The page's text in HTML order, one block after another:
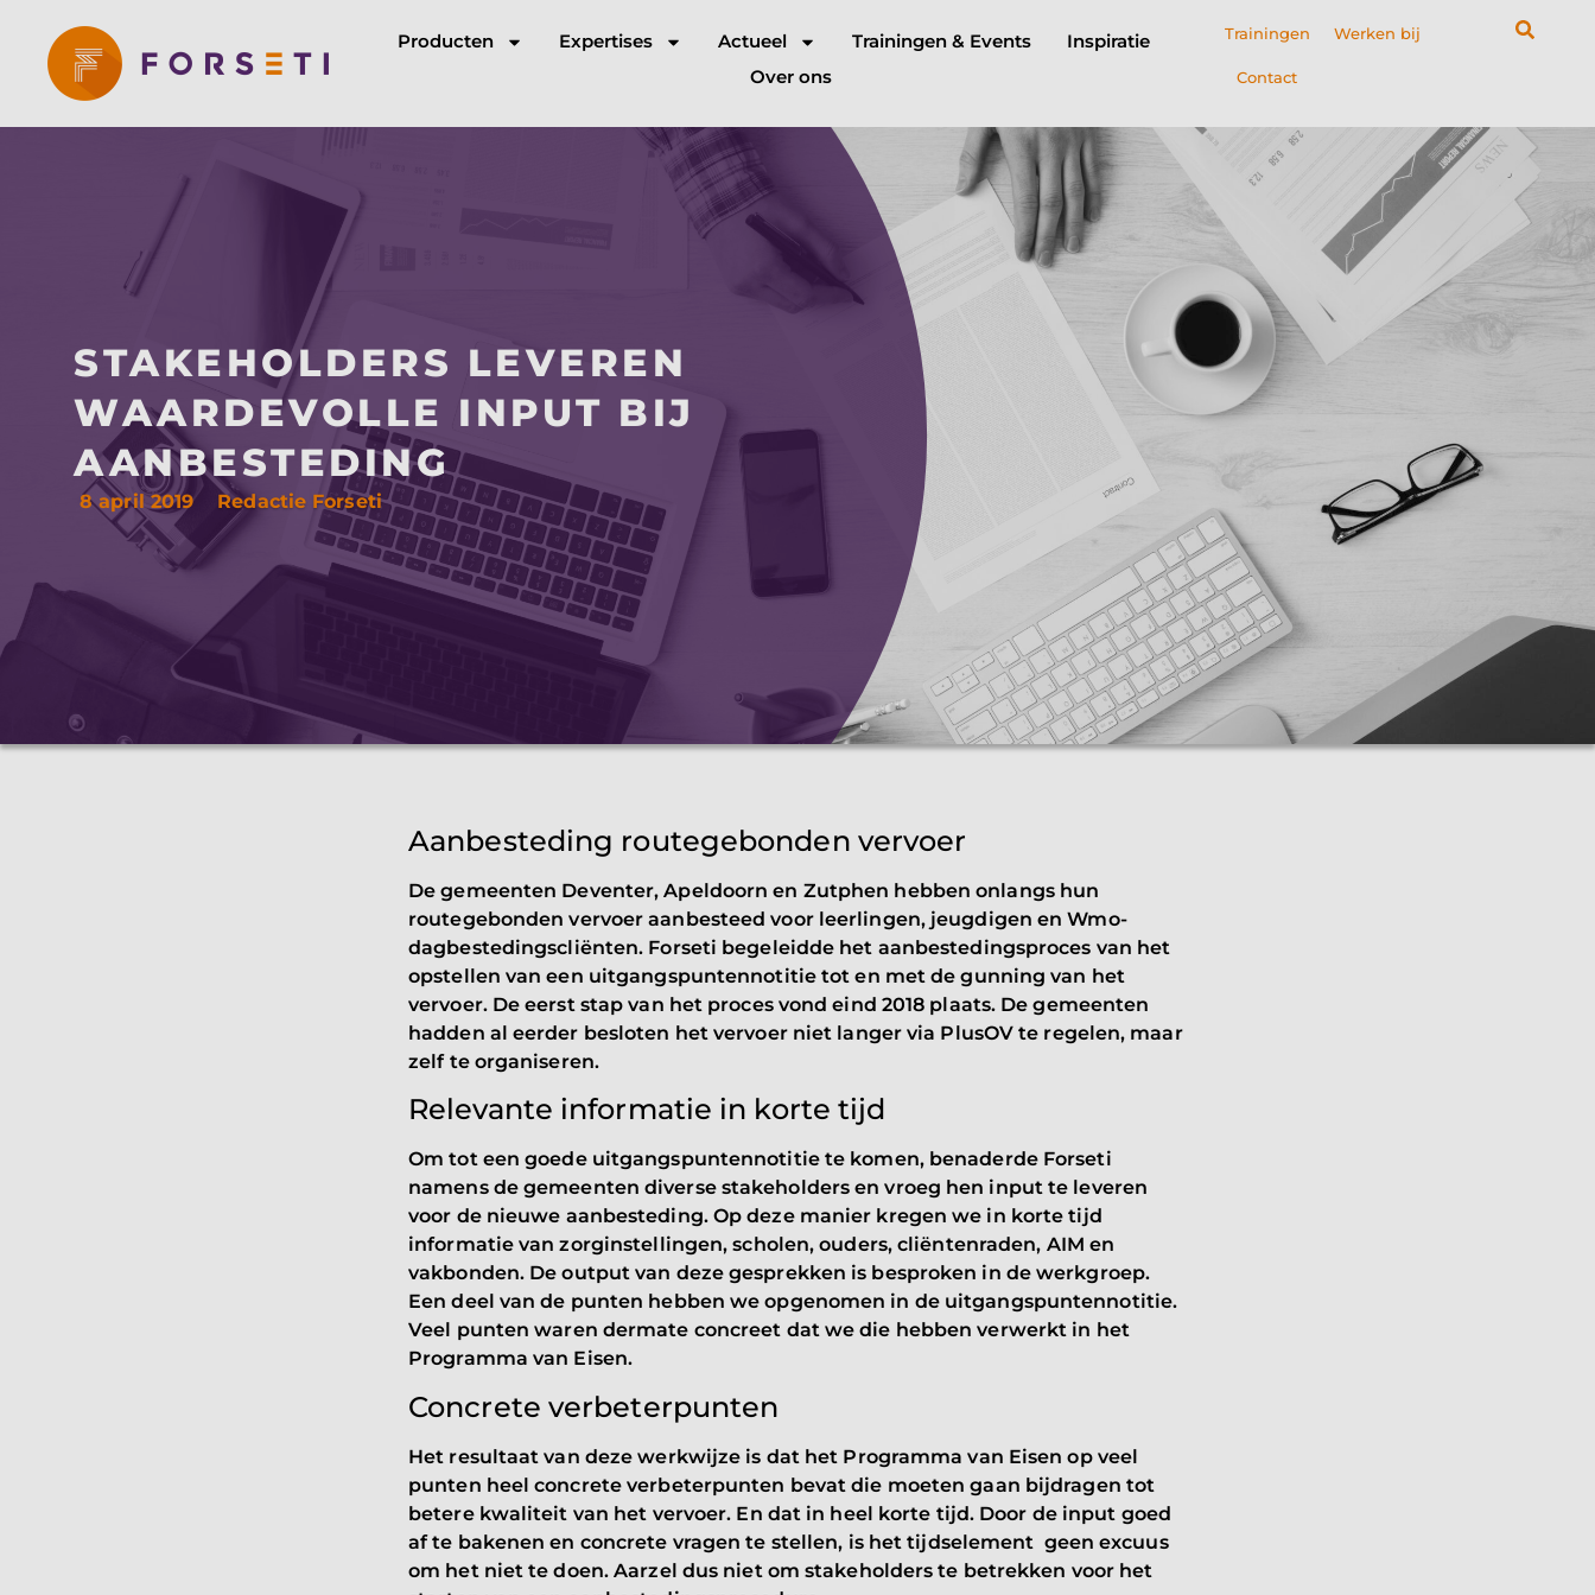
Producten Expertises Actueel Trainingen & Events
Inspiratie
Over ons
Trainingen Werken bij
Contact
STAKEHOLDERS LEVEREN
WAARDEVOLLE INPUT BIJ
AANBESTEDING
8 april 2019 Redactie Forseti
Aanbesteding routegebonden vervoer
De gemeenten Deventer, Apeldoorn en Zutphen hebben onlangs hun
routegebonden vervoer aanbesteed voor leerlingen, jeugdigen en Wmo-
dagbestedingscliënten. Forseti begeleidde het aanbestedingsproces van het
opstellen van een uitgangspuntennotitie tot en met de gunning van het
vervoer. De eerst stap van het proces vond eind 2018 plaats. De gemeenten
hadden al eerder besloten het vervoer niet langer via PlusOV te regelen, maar
zelf te organiseren.
Relevante informatie in korte tijd
Om tot een goede uitgangspuntennotitie te komen, benaderde Forseti
namens de gemeenten diverse stakeholders en vroeg hen input te leveren
voor de nieuwe aanbesteding. Op deze manier kregen we in korte tijd
informatie van zorginstellingen, scholen, ouders, cliëntenraden, AIM en
vakbonden. De output van deze gesprekken is besproken in de werkgroep.
Een deel van de punten hebben we opgenomen in de uitgangspuntennotitie.
Veel punten waren dermate concreet dat we die hebben verwerkt in het
Programma van Eisen.
Concrete verbeterpunten
Het resultaat van deze werkwijze is dat het Programma van Eisen op veel
punten heel concrete verbeterpunten bevat die moeten gaan bijdragen tot
betere kwaliteit van het vervoer. En dat in heel korte tijd. Door de input goed
af te bakenen en concrete vragen te stellen, is het tijdselement geen excuus
om het niet te doen. Aarzel dus niet om stakeholders te betrekken voor het